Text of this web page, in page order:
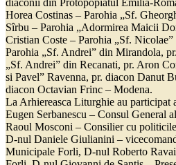
diaconii din Protopopiatul Emilia-
Horea Costinas – Parohia „Sf.
Sîrbu – Parohia „Adormirea Maicii
Cristian Coste – Parohia „Sf.
Parohia „Sf. Andrei” din Mirandola,
„Sf. Andrei” din Recanati, pr. Aron
si Pavel” Ravenna, pr. diacon Danut
diacon Octavian Frinc – Modena.
La Arhiereasca Liturghie au
Eugen Serbanescu – Consul General
Raoul Mosconi – Consilier cu
D-nul Daniele Giulianini –
Municipale Forli, D-nul Roberto